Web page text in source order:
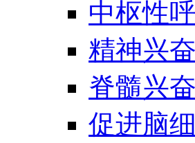
中枢性
精神兴
脊髓兴
促进脑